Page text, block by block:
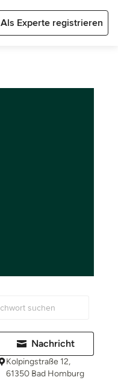
Als Experte registrieren
Nachricht
Kolpingstraße 12,
61350 Bad Homburg